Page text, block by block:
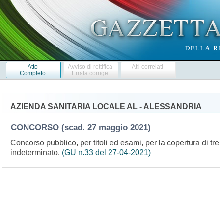
Atto
Completo
Avviso di rettifica
Errata corrige
Atti correlati
AZIENDA SANITARIA LOCALE AL - ALESSANDRIA
CONCORSO (scad. 27 maggio 2021)
Concorso pubblico, per titoli ed esami, per la copertura di
indeterminato. (GU n.33 del 27-04-2021)